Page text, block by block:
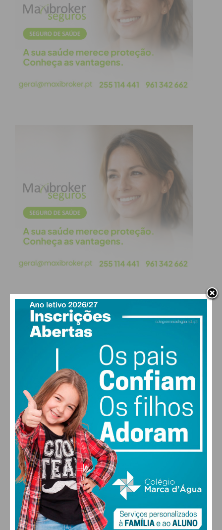
Subscreva a newsletter do
Imediato
Assine nossa newsletter por e-mail e
atualizada.
Eu li e concordo com os
termos e
condições
PAÇOS DE FERREIRA
16°
92% humidade
vento: 1m/s ESE
MAX 16 • MIN 16
28°
SÁB
27
DOM
28°
SEG
29 °
FARMACIAS DE SERVIÇO EM PAÇOS DE